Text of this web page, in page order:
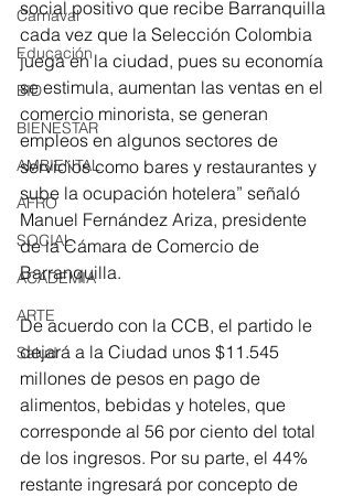
Carnaval
Educación
BID
BIENESTAR
AMBIENTAL
AFRO
SOCIAL
ACADEMIA
ARTE
Salud
social positivo que recibe Barranquilla
cada vez que la Selección Colombia
juega en la ciudad, pues su economía
se estimula, aumentan las ventas en el
comercio minorista, se generan
empleos en algunos sectores de
servicios como bares y restaurantes y
sube la ocupación hotelera” señaló
Manuel Fernández Ariza, presidente
de la Cámara de Comercio de
Barranquilla.
De acuerdo con la CCB, el partido le
dejará a la Ciudad unos $11.545
millones de pesos en pago de
alimentos, bebidas y hoteles, que
corresponde al 56 por ciento del total
de los ingresos. Por su parte, el 44%
restante ingresará por concepto de